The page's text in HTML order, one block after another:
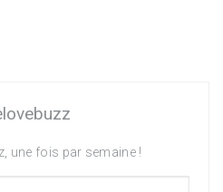
une fois par semaine !